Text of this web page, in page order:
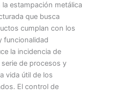
estampación metálica
que busca
cumplan con los
funcionalidad
la incidencia de
de procesos y
vida útil de los
El control de